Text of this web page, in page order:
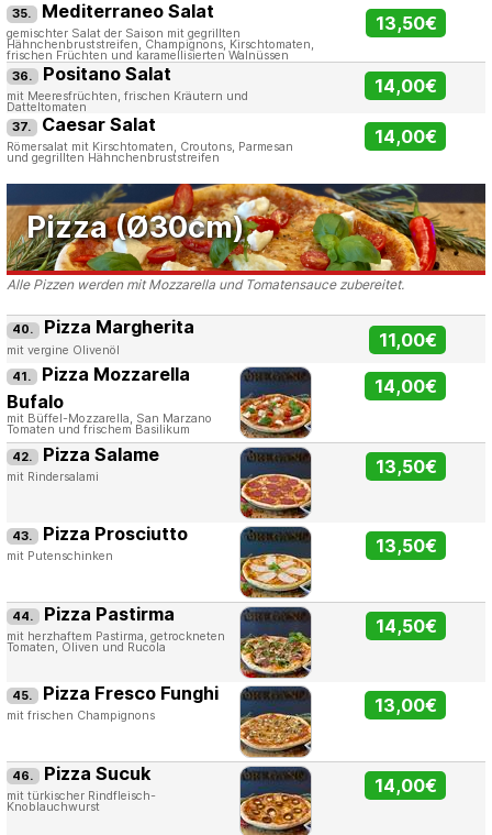
35. Mediterraneo Salat
gemischter Salat der Saison mit gegrillten
Hähnchenbruststreifen, Champignons, Kirschtomaten,
frischen Früchten und karamellisierten Walnüssen
13,50€
36. Positano Salat
mit Meeresfrüchten, frischen Kräutern und
Datteltomaten
14,00€
37. Caesar Salat
Römersalat mit Kirschtomaten, Croutons, Parmesan
und gegrillten Hähnchenbruststreifen
14,00€
Pizza (Ø30cm)
Alle Pizzen werden mit Mozzarella und Tomatensauce zubereitet.
40. Pizza Margherita
mit vergine Olivenöl 11,00€
41. Pizza Mozzarella
Bufalo
mit Büffel-Mozzarella, San Marzano
Tomaten und frischem Basilikum
14,00€
42. Pizza Salame
mit Rindersalami 13,50€
43. Pizza Prosciutto
mit Putenschinken 13,50€
44. Pizza Pastirma
mit herzhaftem Pastirma, getrockneten
Tomaten, Oliven und Rucola
14,50€
45. Pizza Fresco Funghi
mit frischen Champignons 13,00€
46. Pizza Sucuk
mit türkischer Rindfleisch-
Knoblauchwurst
14,00€